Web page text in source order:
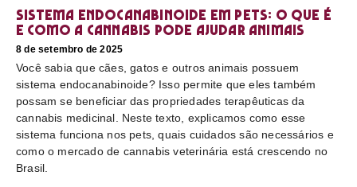
Sistema endocanabinoide em pets: o que é
e como a cannabis pode ajudar animais
8 de setembro de 2025
Você sabia que cães, gatos e outros animais possuem
sistema endocanabinoide? Isso permite que eles também
possam se beneficiar das propriedades terapêuticas da
cannabis medicinal. Neste texto, explicamos como esse
sistema funciona nos pets, quais cuidados são necessários e
como o mercado de cannabis veterinária está crescendo no
Brasil.